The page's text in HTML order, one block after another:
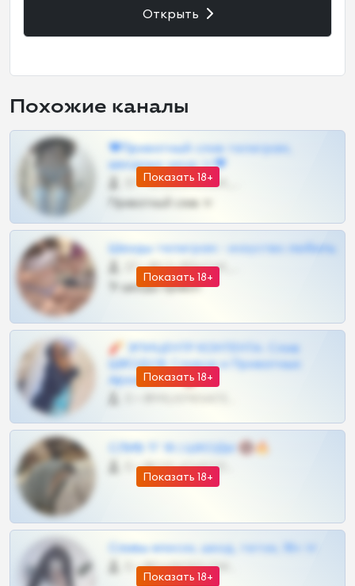
Открыть
Похожие каналы
Показать 18+
❤Приватный слив телеграм,
шкодных шкур тг❤
57 •
Показать 18+
Шкоды телеграм - искуство любить
27 •
Тг шкоды приват
Показать 18+
🧨 ЭПИЦЕНТР КОНТЕНТА: Слив
ШКОДОВ Сливов и Приватных
Архивов ТГ 🔞💎
Показать 18+
СЛИВ ТГ 18 | ШКОДЫ 🔞🔥
0 •
Показать 18+
Сливы вписок, шкод, теток, 18+ тг
0 •